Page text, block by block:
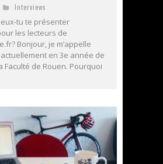
Interviews
tu te présenter
les lecteurs de
Bonjour, je m’appelle
en 3e année de
Faculté de Rouen. Pourquoi